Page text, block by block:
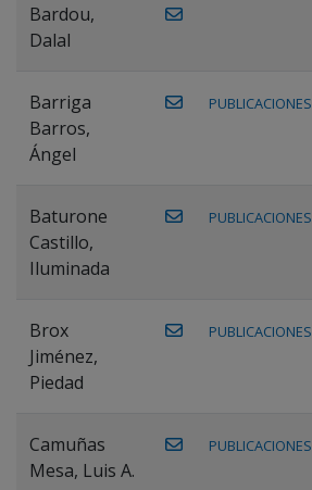
Bardou,
Dalal
Barriga
Barros,
Ángel
PUBLICACIONES
Baturone
Castillo,
Iluminada
PUBLICACIONES
Brox
Jiménez,
Piedad
PUBLICACIONES
Camuñas
Mesa, Luis A.
PUBLICACIONES